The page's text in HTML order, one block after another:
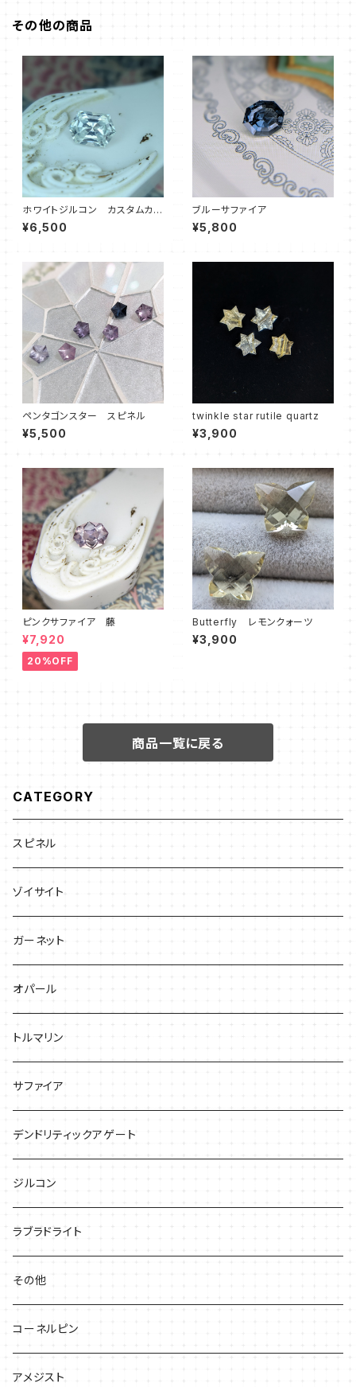
その他の商品
ホワイトジルコン カスタムカッ
ト ヘキサゴン
¥6,500
ブルーサファイア
¥5,800
ペンタゴンスター スピネル
¥5,500
twinkle star rutile quartz
¥3,900
ピンクサファイア 藤
¥7,920
20%OFF
Butterfly レモンクォーツ
¥3,900
商品一覧に戻る
CATEGORY
スピネル
ゾイサイト
ガーネット
オパール
トルマリン
サファイア
デンドリティックアゲート
ジルコン
ラブラドライト
その他
コーネルピン
アメジスト